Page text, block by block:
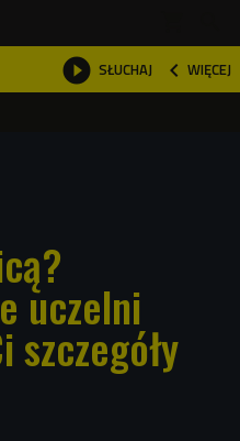
 SŁUCHAJ  WIĘCEJ

uczelni
szczegóły